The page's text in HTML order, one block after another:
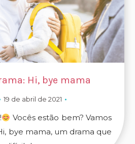
Hi, bye mama
19 de abril de 2021
Vocês estão bem? Vamos
bye mama, um drama que